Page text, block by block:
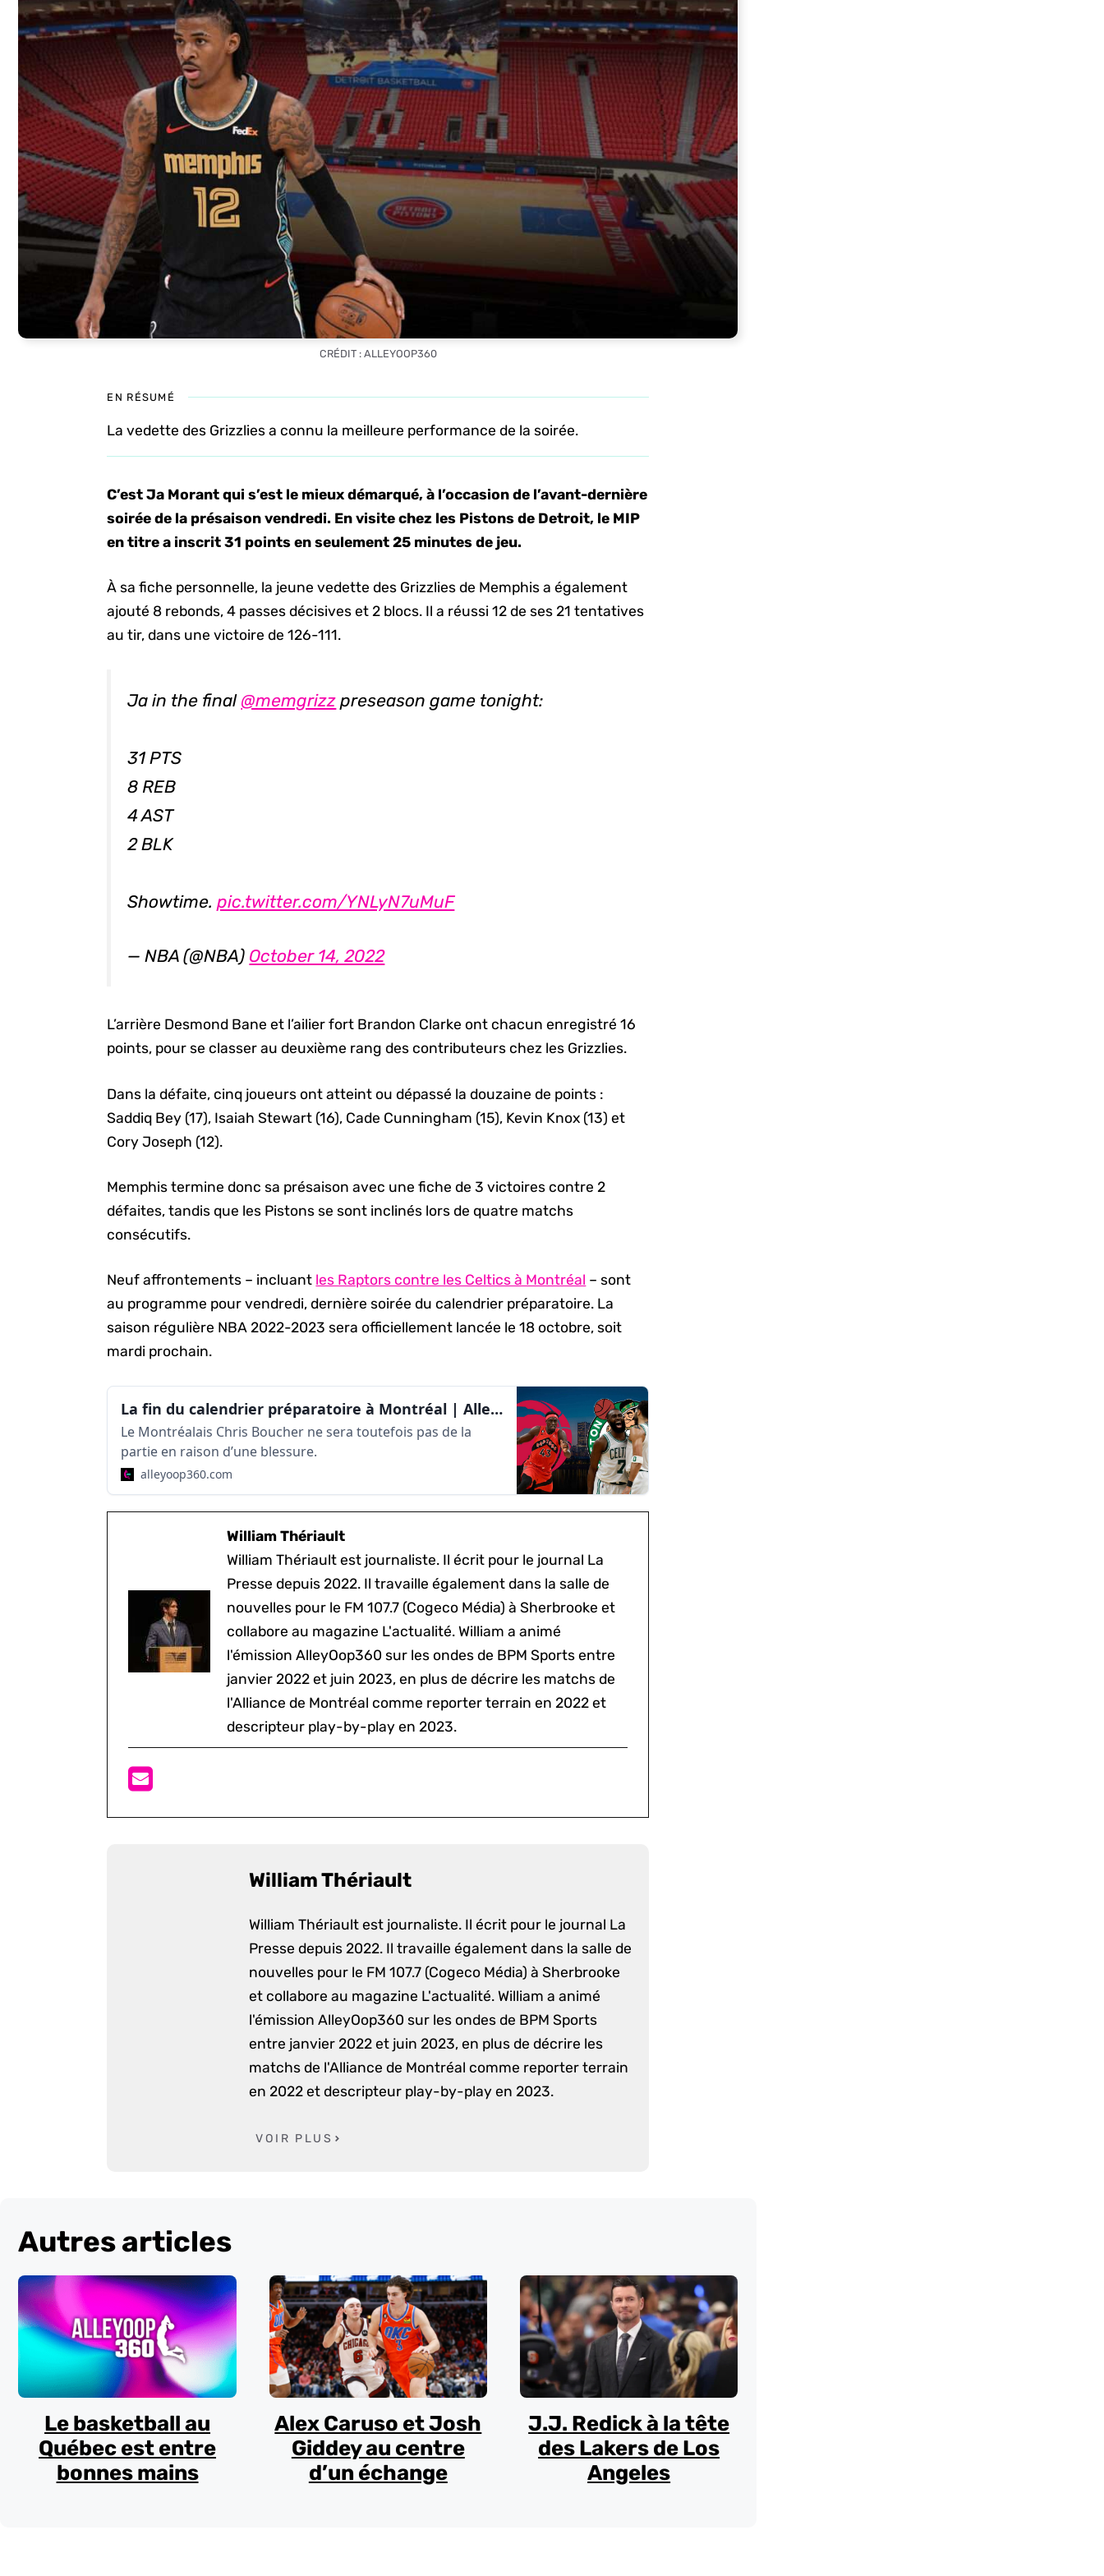
CRÉDIT : ALLEYOOP360
EN RÉSUMÉ
La vedette des Grizzlies a connu la meilleure performance de la soirée.
C’est Ja Morant qui s’est le mieux démarqué, à l’occasion de l’avant-dernière
soirée de la présaison vendredi. En visite chez les Pistons de Detroit, le MIP
en titre a inscrit 31 points en seulement 25 minutes de jeu.
À sa fiche personnelle, la jeune vedette des Grizzlies de Memphis a également
ajouté 8 rebonds, 4 passes décisives et 2 blocs. Il a réussi 12 de ses 21 tentatives
au tir, dans une victoire de 126-111.
Ja in the final @memgrizz preseason game tonight:
31 PTS
8 REB
4 AST
2 BLK
Showtime.pic.twitter.com/YNLyN7uMuF
— NBA (@NBA) October 14, 2022
L’arrière Desmond Bane et l’ailier fort Brandon Clarke ont chacun enregistré 16
points, pour se classer au deuxième rang des contributeurs chez les Grizzlies.
Dans la défaite, cinq joueurs ont atteint ou dépassé la douzaine de points :
Saddiq Bey (17), Isaiah Stewart (16), Cade Cunningham (15), Kevin Knox (13) et
Cory Joseph (12).
Memphis termine donc sa présaison avec une fiche de 3 victoires contre 2
défaites, tandis que les Pistons se sont inclinés lors de quatre matchs
consécutifs.
Neuf affrontements – incluant les Raptors contre les Celtics à Montréal – sont
au programme pour vendredi, dernière soirée du calendrier préparatoire. La
saison régulière NBA 2022-2023 sera officiellement lancée le 18 octobre, soit
mardi prochain.
La fin du calendrier préparatoire à Montréal | AlleyOop360
Le Montréalais Chris Boucher ne sera toutefois pas de la
partie en raison d’une blessure.
alleyoop360.com
William Thériault
William Thériault est journaliste. Il écrit pour le journal La
Presse depuis 2022. Il travaille également dans la salle de
nouvelles pour le FM 107.7 (Cogeco Média) à Sherbrooke et
collabore au magazine L'actualité. William a animé
l'émission AlleyOop360 sur les ondes de BPM Sports entre
janvier 2022 et juin 2023, en plus de décrire les matchs de
l'Alliance de Montréal comme reporter terrain en 2022 et
descripteur play-by-play en 2023.
William Thériault
William Thériault est journaliste. Il écrit pour le journal La
Presse depuis 2022. Il travaille également dans la salle de
nouvelles pour le FM 107.7 (Cogeco Média) à Sherbrooke
et collabore au magazine L'actualité. William a animé
l'émission AlleyOop360 sur les ondes de BPM Sports
entre janvier 2022 et juin 2023, en plus de décrire les
matchs de l'Alliance de Montréal comme reporter terrain
en 2022 et descripteur play-by-play en 2023.
VOIR PLUS
Autres articles
Le basketball au
Québec est entre
bonnes mains
Alex Caruso et Josh
Giddey au centre
d’un échange
J.J. Redick à la tête
des Lakers de Los
Angeles